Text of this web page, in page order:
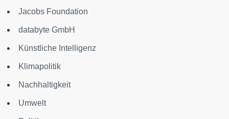
Jacobs Foundation
databyte GmbH
Künstliche Intelligenz
Klimapolitik
Nachhaltigkeit
Umwelt